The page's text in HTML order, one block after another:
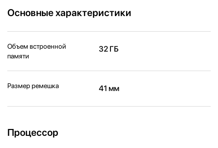
Основные характеристики
Объем встроенной
памяти
32 ГБ
Размер ремешка 41 мм
Процессор